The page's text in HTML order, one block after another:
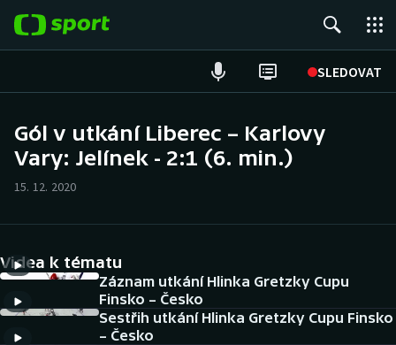
SLEDOVAT
Hokej
Cyklistika
DALŠÍ SPORTY
Gól v utkání Liberec – Karlovy
Vary: Jelínek - 2:1 (6. min.)
15. 12. 2020
Videa k tématu
Záznam utkání Hlinka Gretzky Cupu
Finsko – Česko
Sestřih utkání Hlinka Gretzky Cupu Finsko
– Česko